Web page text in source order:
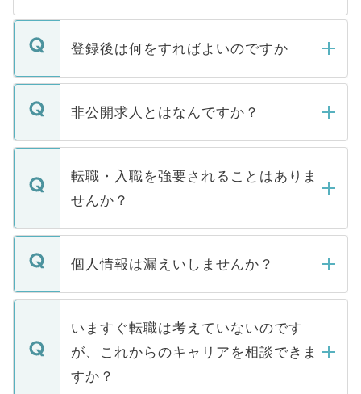
登録後は何をすればよいのですか
ご登録いただきましたら、弊社担当者がご
登録内容を確認し、その後メールもしくは
ます。通常、5営業日以内にはご連絡をせて
いただきますので、しばらくお待ちくださ
非公開求人とはなんですか？
マイナビDOCTORで取り扱っている求人の
うち約3割は、Webサイトからご覧いただ
けない「非公開求人」です。非公開求人は
下記の理由によって、一般には公開してい
ません。
■応募殺到を避けるため 人気のある医療機
関を公にしてしまうと、応募が殺到する場
に、医療機関が求める条件に合った人材の
みを人材紹介会社に依頼するケースが増え
ています。
転職・入職を強要されることはありま
せんか？
転職・入職を強要することは一切ありませ
ん。また、仮に応募先から内定をいただい
定を承諾する必要はありません。内定先へ
の辞退の連絡はキャリアパートナーが行い
個人情報は漏えいしませんか？
個人情報が漏えいすることはありませんの
で、ご安心ください。当サイトからの登録
などで収集したご登録者様の個人情報は、
ご本人のキャリアアップおよび転職活動の
支援を目的に使用いたします。お預かりし
いますぐ転職は考えていないのです
が、これからのキャリアを相談できま
すか？